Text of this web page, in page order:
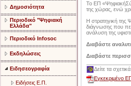
Δημοσιότητα
Περιοδικό "Ψηφιακή
Ελλάδα"
Περιοδικό Infosoc
Εκδηλώσεις
Ειδησεογραφία
Ειδήσεις Ε.Π.
Το ΕΠ
της χώρας, ενώ
Η στρατηγική της
διάγνωσης που
ανάλυση της
Διαβάστε
Διαβάστε
Δείτε τα
Εγκεκριμένο